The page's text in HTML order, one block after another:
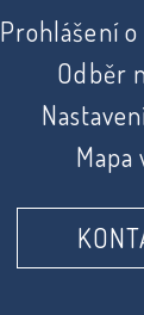
Prohlášení
Odběr
Mapa